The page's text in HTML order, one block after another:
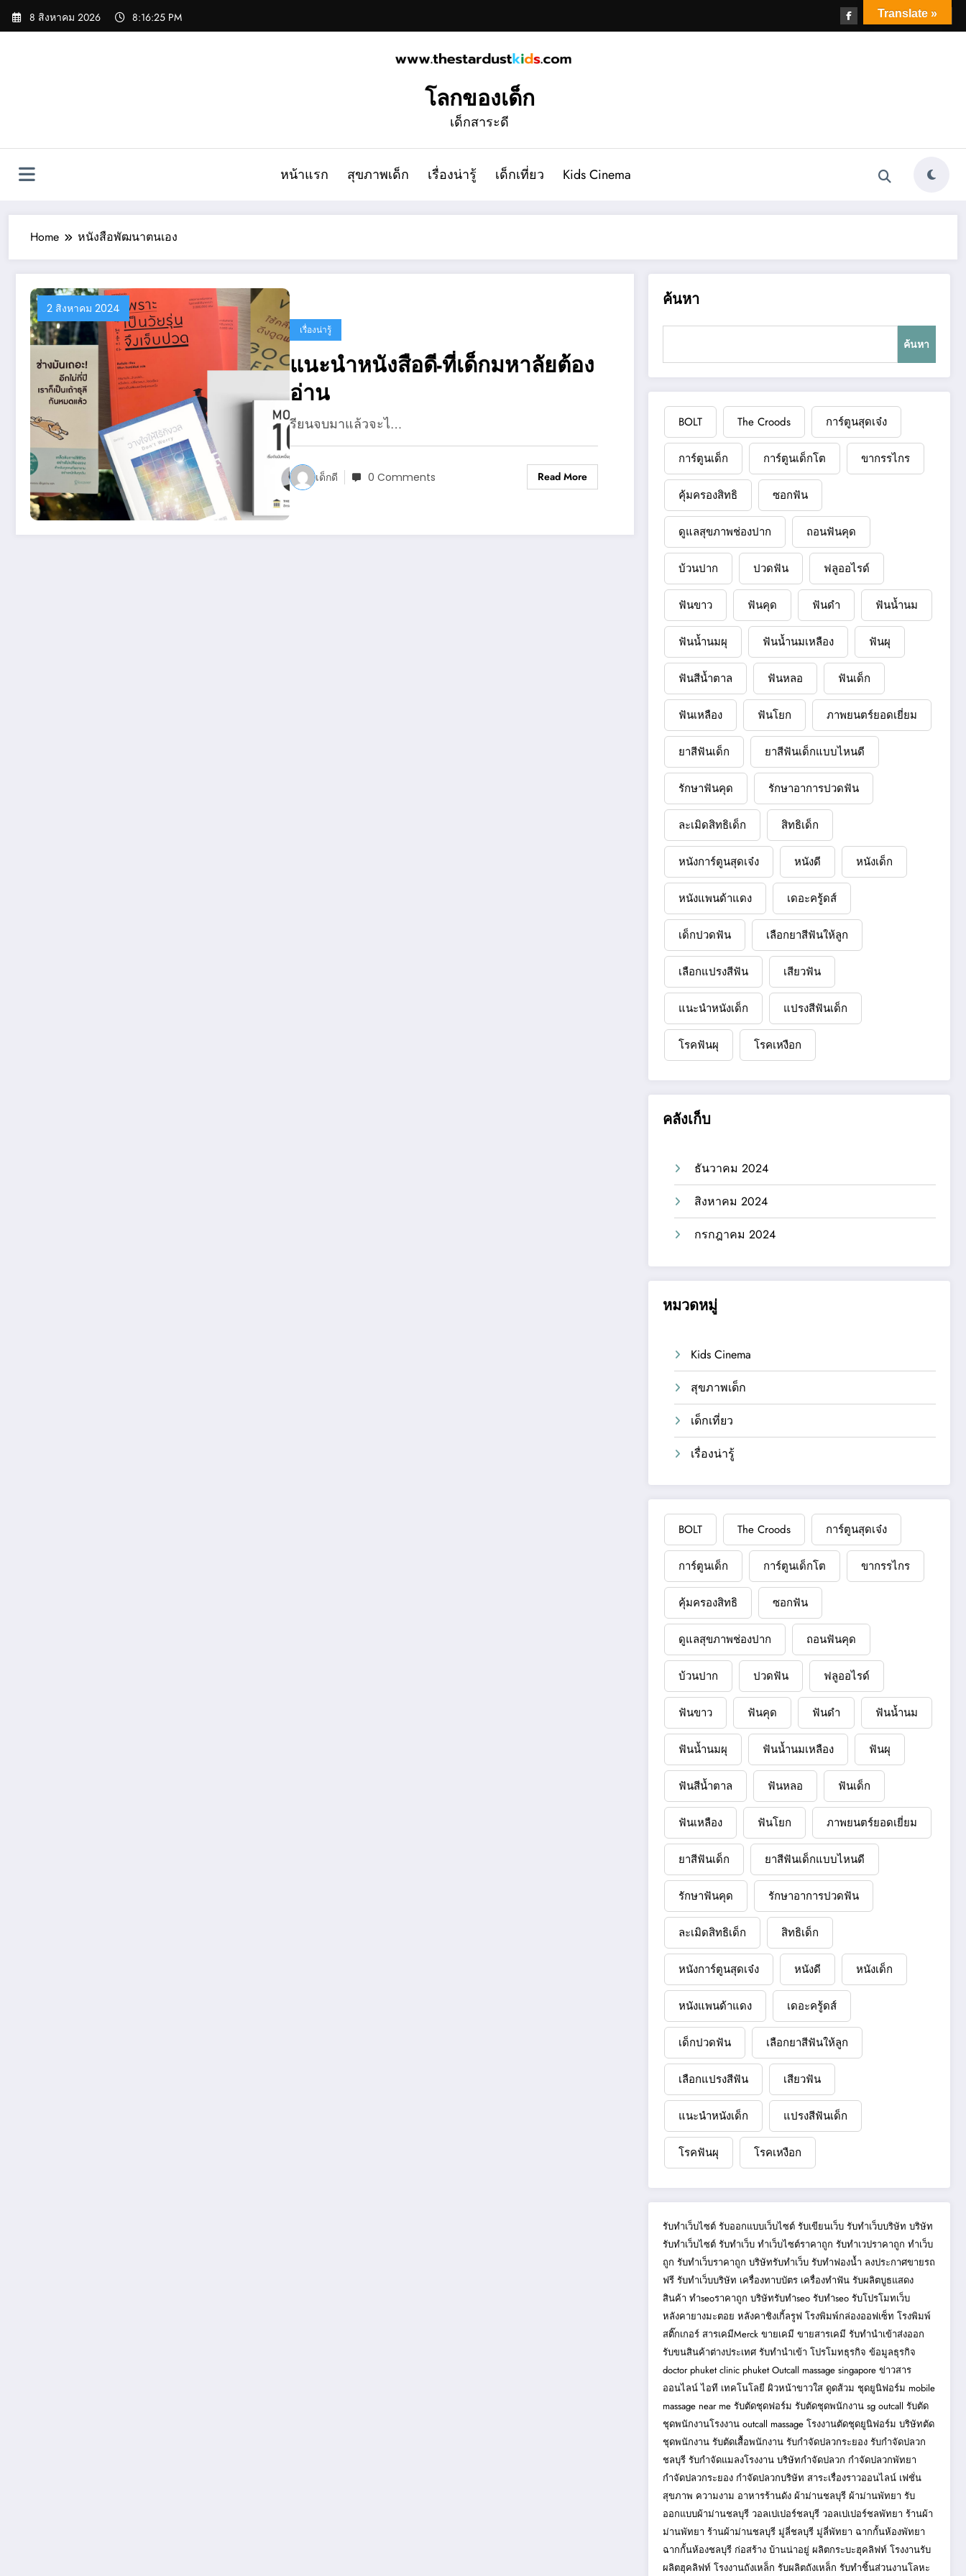
Skip
8 สิงหาคม 2026 8:16:26 PM
โลกของเด็ก
เด็กสาระดี
หน้าแรก สุขภาพเด็ก เรื่องน่ารู้ เด็กเที่ยว Kids Cinema
Home หนังสือพัฒนาตนเอง
2 สิงหาคม 2024
เรื่องน่ารู้
แนะนำหนังสือดี-ที่เด็กมหาลัยต้อง
อ่าน
รียนจบมาแล้วจะไ…
เด็กดี 0 Comments Read More
ค้นหา
ค้นหา
BOLT The Croods การ์ตูนสุดเจ๋ง
การ์ตูนเด็ก การ์ตูนเด็กโต ขากรรไกร
คุ้มครองสิทธิ ซอกฟัน
ดูแลสุขภาพช่องปาก ถอนฟันคุด
บ้วนปาก ปวดฟัน ฟลูออไรด์
ฟันขาว ฟันคุด ฟันดำ ฟันน้ำนม
ฟันน้ำนมผุ ฟันน้ำนมเหลือง ฟันผุ
ฟันสีน้ำตาล ฟันหลอ ฟันเด็ก
ฟันเหลือง ฟันโยก ภาพยนตร์ยอดเยี่ยม
ยาสีฟันเด็ก ยาสีฟันเด็กแบบไหนดี
รักษาฟันคุด รักษาอาการปวดฟัน
ละเมิดสิทธิเด็ก สิทธิเด็ก
หนังการ์ตูนสุดเจ๋ง หนังดี หนังเด็ก
หนังแพนด้าแดง เดอะครู้ดส์
เด็กปวดฟัน เลือกยาสีฟันให้ลูก
เลือกแปรงสีฟัน เสียวฟัน
แนะนำหนังเด็ก แปรงสีฟันเด็ก
โรคฟันผุ โรคเหงือก
คลังเก็บ
ธันวาคม 2024
สิงหาคม 2024
กรกฎาคม 2024
หมวดหมู่
Kids Cinema
สุขภาพเด็ก
เด็กเที่ยว
เรื่องน่ารู้
BOLT The Croods การ์ตูนสุดเจ๋ง
การ์ตูนเด็ก การ์ตูนเด็กโต ขากรรไกร
คุ้มครองสิทธิ ซอกฟัน
ดูแลสุขภาพช่องปาก ถอนฟันคุด
บ้วนปาก ปวดฟัน ฟลูออไรด์
ฟันขาว ฟันคุด ฟันดำ ฟันน้ำนม
ฟันน้ำนมผุ ฟันน้ำนมเหลือง ฟันผุ
ฟันสีน้ำตาล ฟันหลอ ฟันเด็ก
ฟันเหลือง ฟันโยก ภาพยนตร์ยอดเยี่ยม
ยาสีฟันเด็ก ยาสีฟันเด็กแบบไหนดี
รักษาฟันคุด รักษาอาการปวดฟัน
ละเมิดสิทธิเด็ก สิทธิเด็ก
หนังการ์ตูนสุดเจ๋ง หนังดี หนังเด็ก
หนังแพนด้าแดง เดอะครู้ดส์
เด็กปวดฟัน เลือกยาสีฟันให้ลูก
เลือกแปรงสีฟัน เสียวฟัน
แนะนำหนังเด็ก แปรงสีฟันเด็ก
โรคฟันผุ โรคเหงือก
รับทำเว็บไซต์ รับออกแบบเว็บไซต์รับเขียนเว็บ รับทำเว็บบริษัท บริษัท
รับทำเว็บไซต์รับทำเว็บ ทำเว็บไซต์ราคาถูก รับทำเวปราคาถูก ทำเว็บ
ถูก รับทำเว็บราคาถูก บริษัทรับทำเว็บ รับทำฟองน้ำ ลงประกาศขายรถ
ฟรี รับทำเว็บบริษัท เครื่องทาบบัตร เครื่องทำฟัน รับผลิตบูธแสดง
สินค้า ทำseoราคาถูก บริษัทรับทำseo รับทำseo รับโปรโมทเว็บ
หลังคายางมะตอย หลังคาชิงเกิ้ลรูฟ โรงพิมพ์กล่องออฟเซ็ท โรงพิมพ์
สติ๊กเกอร์ สารเคมีMerck ขายเคมี ขายสารเคมี รับทำนำเข้าส่งออก
รับขนสินค้าต่างประเทศ รับทำนำเข้า โปรโมทธุรกิจ ข้อมูลธุรกิจ
doctor phuket clinic phuket Outcall massage singapore ข่าวสาร
ออนไลน์ ไอที เทคโนโลยี ผิวหน้าขาวใส ดูดส้วม ชุดยูนิฟอร์ม mobile
massage near me รับตัดชุดฟอร์ม รับตัดชุดพนักงาน sg outcall รับตัด
ชุดพนักงานโรงงาน outcall massage โรงงานตัดชุดยูนิฟอร์ม บริษัทตัด
ชุดพนักงาน รับตัดเสื้อพนักงาน รับกำจัดปลวกระยอง รับกำจัดปลวก
ชลบุรี รับกำจัดแมลงโรงงาน บริษัทกำจัดปลวก กำจัดปลวกพัทยา
กำจัดปลวกระยอง กำจัดปลวกบริษัท สาระเรื่องราวออนไลน์ เฟชั่น
สุขภาพ ความงาม อาหารร้านดัง ผ้าม่านชลบุรี ผ้าม่านพัทยา รับ
ออกแบบผ้าม่านชลบุรี วอลเปเปอร์ชลบุรี วอลเปเปอร์ชลพัทยา ร้านผ้า
ม่านพัทยา ร้านผ้าม่านชลบุรี มู่ลี่ชลบุรี มู่ลี่พัทยา ฉากกั้นห้องพัทยา
ฉากกั้นห้องชลบุรี ก่อสร้าง บ้านน่าอยู่ ผลิตกระบะฮุคลิฟท์ โรงงานรับ
ผลิตฮุคลิฟท์ โรงงานถังเหล็ก รับผลิตถังเหล็ก รับทำชิ้นส่วนงานโลหะ
Translate »